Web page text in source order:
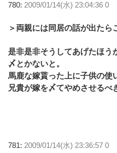
780: 2009/01/14(水) 23:04:36 0
＞両親には同居の話が出たら
是非是非そうしてあげたほう
〆とかないと。
馬鹿な嫁貰った上に子供の使
兄貴が嫁を〆てやめさせるべ
781: 2009/01/14(水) 23:36:57 0